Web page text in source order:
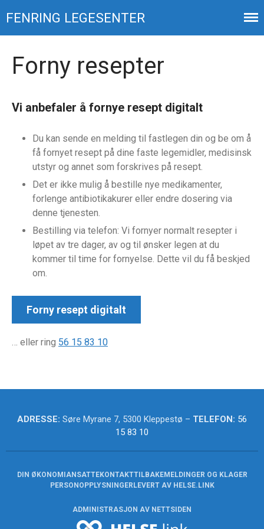
Ansatte
Kontakt
Siste innlegg
Ny fastlegeliste
Henvisninger,
røntgen og celleprøver
FENRING LEGESENTER
Forny resepter
Vi anbefaler å fornye resept digitalt
Du kan sende en melding til fastlegen din og be om å
få fornyet resept på dine faste legemidler, medisinsk
utstyr og annet som forskrives på resept.
Det er ikke mulig å bestille nye medikamenter,
forlenge antibiotikakurer eller endre dosering via
denne tjenesten.
Bestilling via telefon: Vi fornyer normalt resepter i
løpet av tre dager, av og til ønsker legen at du
kommer til time for fornyelse. Dette vil du få beskjed
om.
Forny resept digitalt
… eller ring 56 15 83 10
ADRESSE: Søre Myrane 7, 5300 Kleppestø – TELEFON: 56
15 83 10
DIN ØKONOMIANSATTEKONTAKTTILBAKEMELDINGER OG KLAGER
PERSONOPPLYSNINGERLEVERT AV HELSE.LINK
ADMINISTRASJON AV NETTSIDEN